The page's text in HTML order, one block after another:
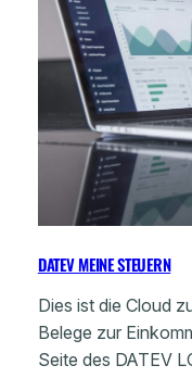
DATEV MEINE STEUERN
Dies ist die Cloud
Belege zur
Seite des DATEV